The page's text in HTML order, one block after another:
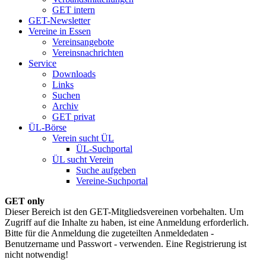
GET intern
GET-Newsletter
Vereine in Essen
Vereinsangebote
Vereinsnachrichten
Service
Downloads
Links
Suchen
Archiv
GET privat
ÜL-Börse
Verein sucht ÜL
ÜL-Suchportal
ÜL sucht Verein
Suche aufgeben
Vereine-Suchportal
GET only
Dieser Bereich ist den GET-Mitgliedsvereinen vorbehalten. Um
Zugriff auf die Inhalte zu haben, ist eine Anmeldung erforderlich.
Bitte für die Anmeldung die zugeteilten Anmeldedaten -
Benutzername und Passwort - verwenden. Eine Registrierung ist
nicht notwendig!